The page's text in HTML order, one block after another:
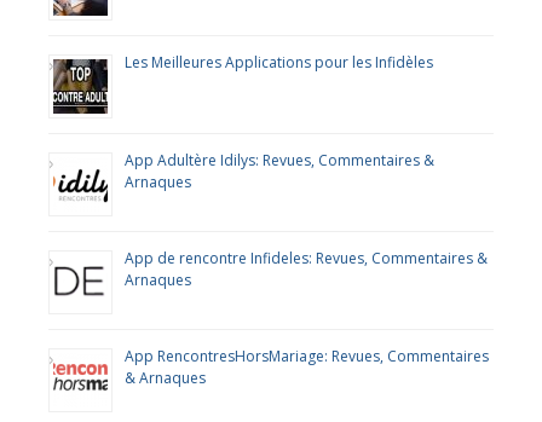
Les Meilleures Applications pour les Infidèles
App Adultère Idilys: Revues, Commentaires &
Arnaques
App de rencontre Infideles: Revues, Commentaires &
Arnaques
App RencontresHorsMariage: Revues, Commentaires
& Arnaques